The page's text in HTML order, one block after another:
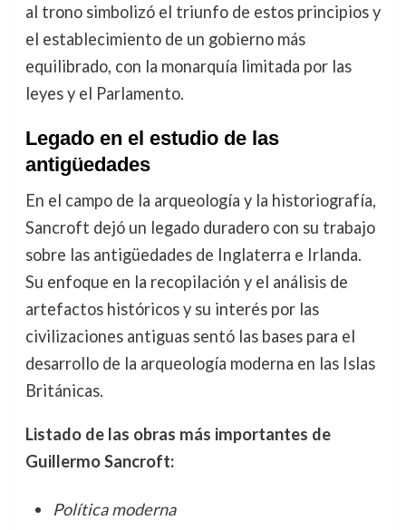
al trono simbolizó el triunfo de estos principios y
el establecimiento de un gobierno más
equilibrado, con la monarquía limitada por las
leyes y el Parlamento.
Legado en el estudio de las
antigüedades
En el campo de la arqueología y la historiografía,
Sancroft dejó un legado duradero con su trabajo
sobre las antigüedades de Inglaterra e Irlanda.
Su enfoque en la recopilación y el análisis de
artefactos históricos y su interés por las
civilizaciones antiguas sentó las bases para el
desarrollo de la arqueología moderna en las Islas
Británicas.
Listado de las obras más importantes de
Guillermo Sancroft:
Política moderna